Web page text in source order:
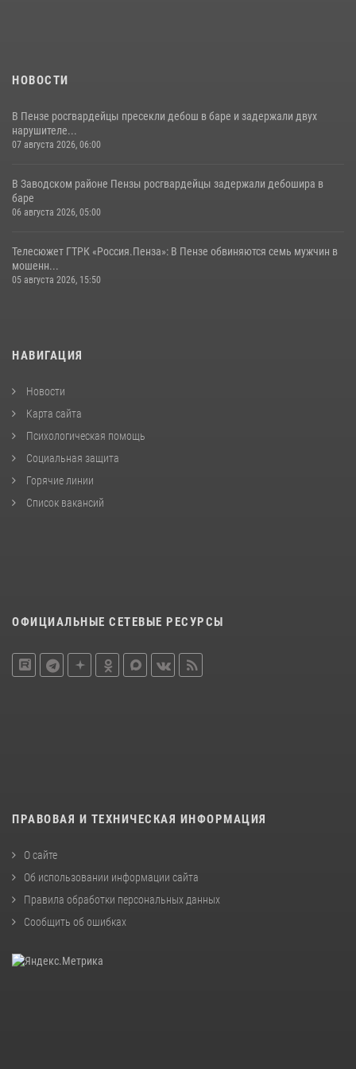
НОВОСТИ
В Пензе росгвардейцы пресекли дебош в баре и задержали двух
нарушителе...
07 августа 2026, 06:00
В Заводском районе Пензы росгвардейцы задержали дебошира в
баре
06 августа 2026, 05:00
Телесюжет ГТРК «Россия.Пенза»: В Пензе обвиняются семь мужчин в
мошенн...
05 августа 2026, 15:50
НАВИГАЦИЯ
Новости
Карта сайта
Психологическая помощь
Социальная защита
Горячие линии
Список вакансий
ОФИЦИАЛЬНЫЕ СЕТЕВЫЕ РЕСУРСЫ
ПРАВОВАЯ И ТЕХНИЧЕСКАЯ ИНФОРМАЦИЯ
О сайте
Об использовании информации сайта
Правила обработки персональных данных
Сообщить об ошибках